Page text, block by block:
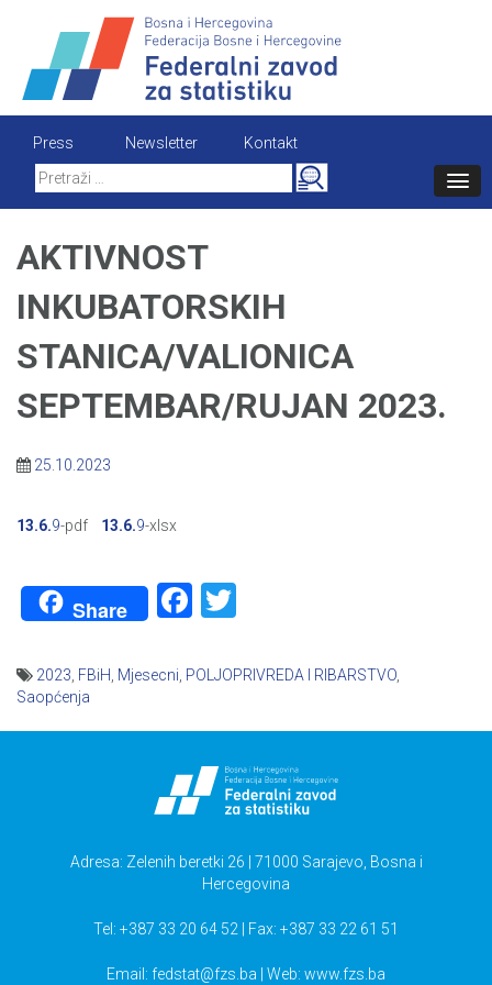
content
Press Newsletter
Kontakt
Search
for:
AKTIVNOST
INKUBATORSKIH
STANICA/VALIONICA
SEPTEMBAR/RUJAN 2023.
25.10.2023
13.6.9-pdf 13.6.9-xlsx
Share Facebook
2023 FBiH Mjesecni POLJOPRIVREDA I RIBARSTVO
Saopćenja
Adresa: Zelenih beretki 26 | 71000 Sarajevo, Bosna i
Hercegovina
Tel: +387 33 20 64 52 | Fax: +387 33 22 61 51
Email: fedstat@fzs.ba | Web: www.fzs.ba